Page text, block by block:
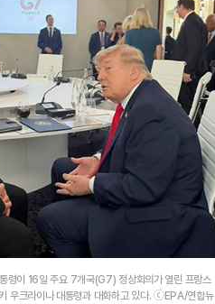
령이 16일 주요 7개국(G7) 정상회의가 열린 프랑스
우크라이나 대통령과 대화하고 있다. ⓒEPA/연합뉴